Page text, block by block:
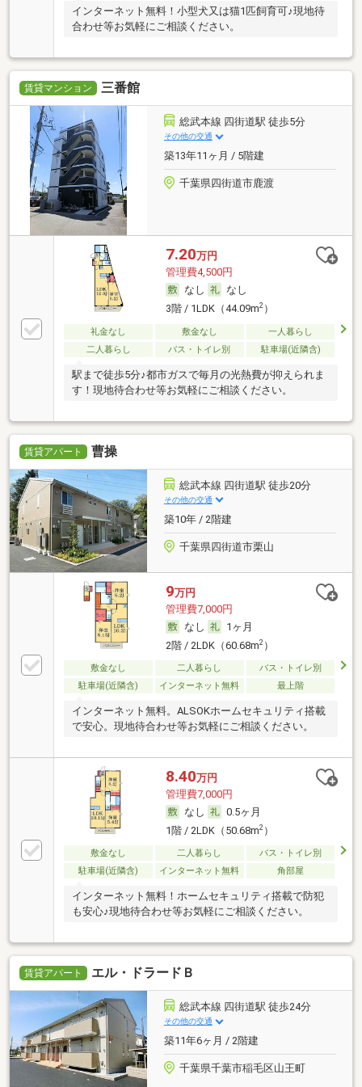
インターネット無料！小型犬又は猫1匹飼育可♪現地待
合わせ等お気軽にご相談ください。
賃貸マンション 三番館
総武本線 四街道駅 徒歩5分
その他の交通
築13年11ヶ月 / 5階建
千葉県四街道市鹿渡
7.20万円
管理費4,500円
なし
なし
3階 / 1LDK（44.09m2）
礼金なし 敷金なし
一人暮らし
二人暮らし
バス・トイレ別 駐車場(近隣含)
駅まで徒歩5分♪都市ガスで毎月の光熱費が抑えられま
す！現地待合わせ等お気軽にご相談ください。
賃貸アパート 曹操
総武本線 四街道駅 徒歩20分
その他の交通
築10年 / 2階建
千葉県四街道市栗山
9万円
管理費7,000円
なし
1ヶ月
2階 / 2LDK（60.68m2）
敷金なし 二人暮らし
バス・トイレ別
駐車場(近隣含)
インターネット無料 最上階
インターネット無料。ALSOKホームセキュリティ搭載
で安心。現地待合わせ等お気軽にご相談ください。
8.40万円
管理費7,000円
なし
0.5ヶ月
1階 / 2LDK（50.68m2）
敷金なし 二人暮らし
バス・トイレ別
駐車場(近隣含)
インターネット無料 角部屋
インターネット無料！ホームセキュリティ搭載で防犯
も安心♪現地待合わせ等お気軽にご相談ください。
賃貸アパート エル・ドラードＢ
総武本線 四街道駅 徒歩24分
その他の交通
築11年6ヶ月 / 2階建
千葉県千葉市稲毛区山王町